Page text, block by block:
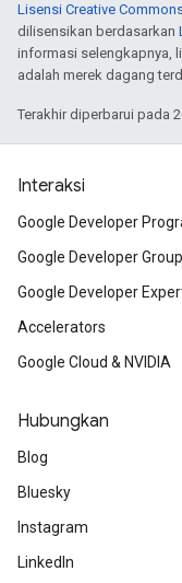
Lisensi Creative
dilisensikan berdasarkan
informasi selengkapnya,
adalah merek dagang
Terakhir diperbarui pada
Interaksi
Google Developer
Google Developer
Google Developer
Accelerators
Google Cloud & NVIDIA
Hubungkan
Blog
Bluesky
Instagram
LinkedIn